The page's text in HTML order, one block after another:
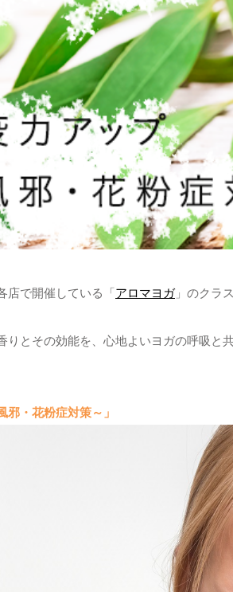
店で開催している「 アロマヨガ」のクラ
りとその効能を、心地よいヨガの呼吸と
邪・花粉症対策～」